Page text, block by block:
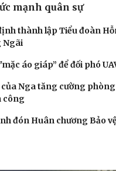
mạnh quân sự
thành lập Tiểu đoàn
Ngãi
áo giáp” để đối phó
Nga tăng cường
công
đón Huân chương Bảo